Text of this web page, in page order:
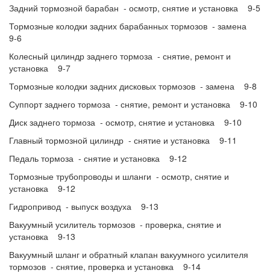
Задний тормозной барабан - осмотр, снятие и установка 9-5
Тормозные колодки задних барабанных тормозов - замена
9-6
Колесный цилиндр заднего тормоза - снятие, ремонт и
установка 9-7
Тормозные колодки задних дисковых тормозов - замена 9-8
Суппорт заднего тормоза - снятие, ремонт и установка 9-10
Диск заднего тормоза - осмотр, снятие и установка 9-10
Главный тормозной цилиндр - снятие и установка 9-11
Педаль тормоза - снятие и установка 9-12
Тормозные трубопроводы и шланги - осмотр, снятие и
установка 9-12
Гидропривод - выпуск воздуха 9-13
Вакуумный усилитель тормозов - проверка, снятие и
установка 9-13
Вакуумный шланг и обратный клапан вакуумного усилителя
тормозов - снятие, проверка и установка 9-14